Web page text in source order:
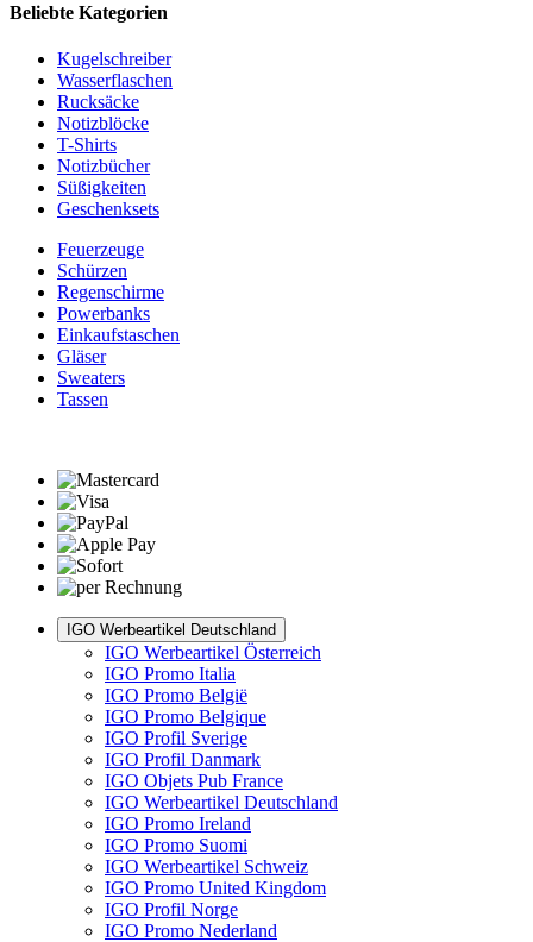
Beliebte Kategorien
Kugelschreiber
Wasserflaschen
Rucksäcke
Notizblöcke
T-Shirts
Notizbücher
Süßigkeiten
Geschenksets
Feuerzeuge
Schürzen
Regenschirme
Powerbanks
Einkaufstaschen
Gläser
Sweaters
Tassen
IGO Werbeartikel Deutschland
IGO Werbeartikel Österreich
IGO Promo Italia
IGO Promo België
IGO Promo Belgique
IGO Profil Sverige
IGO Profil Danmark
IGO Objets Pub France
IGO Werbeartikel Deutschland
IGO Promo Ireland
IGO Promo Suomi
IGO Werbeartikel Schweiz
IGO Promo United Kingdom
IGO Profil Norge
IGO Promo Nederland